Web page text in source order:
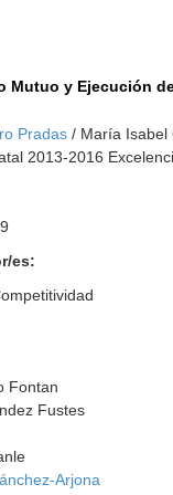
Mutuo y Ejecución
Pradas / María Isabel
2013-2016
es:
Fontan
Fustes
Arjona